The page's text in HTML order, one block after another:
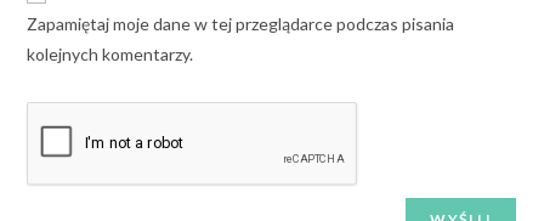
Zapamiętaj moje dane w tej przeglądarce podczas pisania
kolejnych komentarzy.